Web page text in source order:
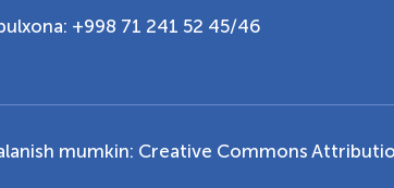
+998 71 241 52 45/46
mumkin: Creative Commons